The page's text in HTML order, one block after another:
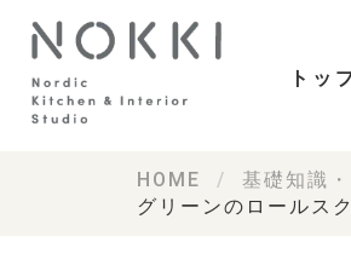
トッ
HOME 基礎知識
グリーンのロールス